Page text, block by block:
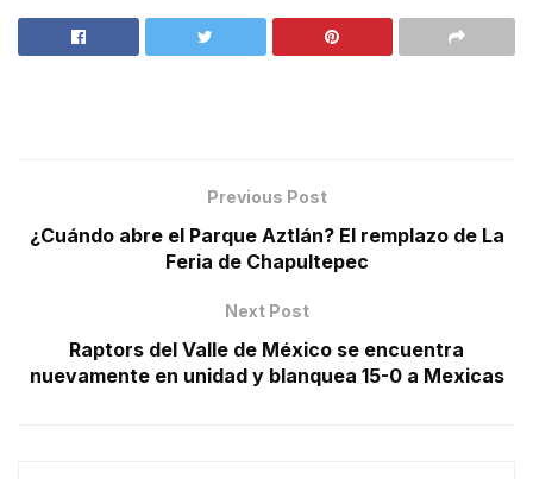
Previous Post
¿Cuándo abre el Parque Aztlán? El remplazo de La
Feria de Chapultepec
Next Post
Raptors del Valle de México se encuentra
nuevamente en unidad y blanquea 15-0 a Mexicas